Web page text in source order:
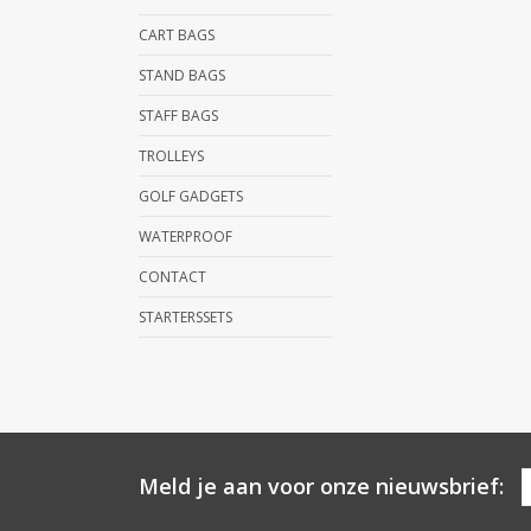
CART BAGS
STAND BAGS
STAFF BAGS
TROLLEYS
GOLF GADGETS
WATERPROOF
CONTACT
STARTERSSETS
Meld je aan voor onze nieuwsbrief: